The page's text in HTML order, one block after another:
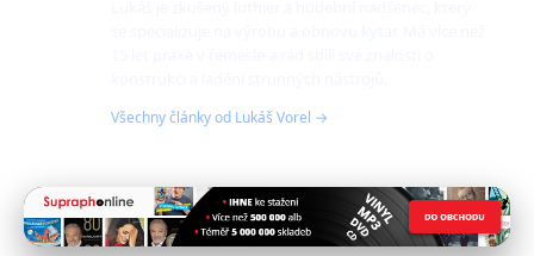
Všechny články od Lukáš Vorel →